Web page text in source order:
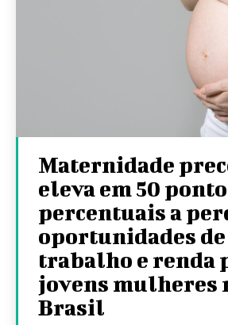
Maternidade
eleva em 50
percentuais a
oportunidades de
trabalho e renda
jovens mulheres
Brasil